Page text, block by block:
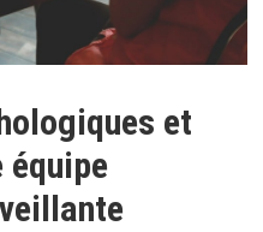
et
équipe